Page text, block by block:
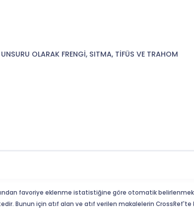
OLARAK FRENGİ, SITMA, TİFÜS VE TRAHOM
favoriye eklenme istatistiğine göre otomatik
Bunun için atıf alan ve atıf verilen makalelerin CrossRef'te